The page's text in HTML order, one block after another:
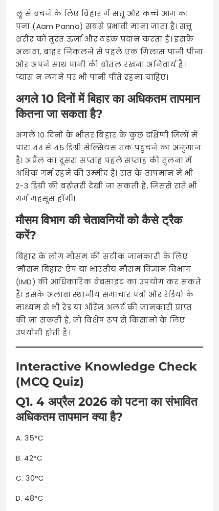
लू से बचने के लिए बिहार में सत्तू और कच्चे आम का
पना (Aam Panna) सबसे प्रभावी माना जाता है। सत्तू
शरीर को तुरंत ऊर्जा और ठंडक प्रदान करता है। इसके
अलावा, बाहर निकलने से पहले एक गिलास पानी पीना
और अपने साथ पानी की बोतल रखना अनिवार्य है।
प्यास न लगने पर भी पानी पीते रहना चाहिए।
अगले 10 दिनों में बिहार का अधिकतम तापमान
कितना जा सकता है?
अगले 10 दिनों के भीतर बिहार के कुछ दक्षिणी जिलों में
पारा 44 से 45 डिग्री सेल्सियस तक पहुंचने का अनुमान
है। अप्रैल का दूसरा सप्ताह पहले सप्ताह की तुलना में
अधिक गर्म रहने की उम्मीद है। रात के तापमान में भी
2-3 डिग्री की बढ़ोतरी देखी जा सकती है, जिससे रातें भी
गर्म महसूस होंगी।
मौसम विभाग की चेतावनियों को कैसे ट्रैक
करें?
बिहार के लोग मौसम की सटीक जानकारी के लिए
‘मौसम बिहार’ ऐप या भारतीय मौसम विज्ञान विभाग
(IMD) की आधिकारिक वेबसाइट का उपयोग कर सकते
हैं। इसके अलावा स्थानीय समाचार पत्रों और रेडियो के
माध्यम से भी रेड या ऑरेंज अलर्ट की जानकारी प्राप्त
की जा सकती है, जो विशेष रूप से किसानों के लिए
उपयोगी होती है।
Interactive Knowledge Check
(MCQ Quiz)
Q1. 4 अप्रैल 2026 को पटना का संभावित
अधिकतम तापमान क्या है?
A. 35°C
B. 42°C
C. 30°C
D. 48°C